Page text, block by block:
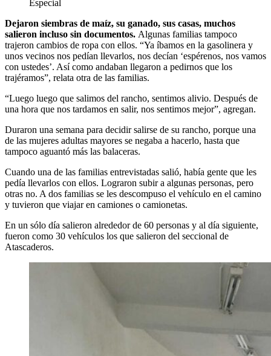
Especial
Dejaron siembras de maíz, su ganado, sus casas, muchos
salieron incluso sin documentos. Algunas familias tampoco
trajeron cambios de ropa con ellos. “Ya íbamos en la gasolinera y
unos vecinos nos pedían llevarlos, nos decían ‘espérenos, nos vamos
con ustedes’. Así como andaban llegaron a pedirnos que los
trajéramos”, relata otra de las familias.
“Luego luego que salimos del rancho, sentimos alivio. Después de
una hora que nos tardamos en salir, nos sentimos mejor”, agregan.
Duraron una semana para decidir salirse de su rancho, porque una
de las mujeres adultas mayores se negaba a hacerlo, hasta que
tampoco aguantó más las balaceras.
Cuando una de las familias entrevistadas salió, había gente que les
pedía llevarlos con ellos. Lograron subir a algunas personas, pero
otras no. A dos familias se les descompuso el vehículo en el camino
y tuvieron que viajar en camiones o camionetas.
En un sólo día salieron alrededor de 60 personas y al día siguiente,
fueron como 30 vehículos los que salieron del seccional de
Atascaderos.